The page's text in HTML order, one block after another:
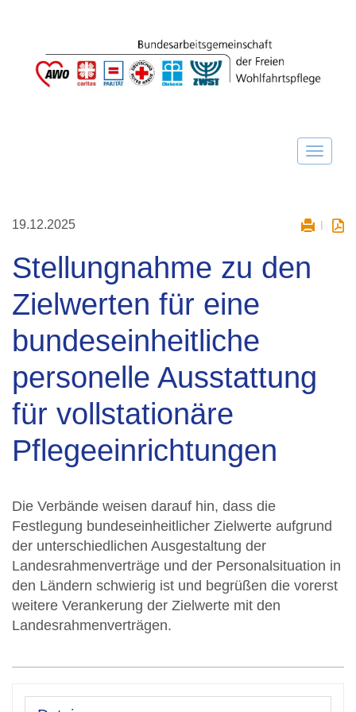
19.12.2025
Stellungnahme zu den
Zielwerten für eine
bundeseinheitliche
personelle Ausstattung
für vollstationäre
Pflegeeinrichtungen
Die Verbände weisen darauf hin, dass die
Festlegung bundeseinheitlicher Zielwerte aufgrund
der unterschiedlichen Ausgestaltung der
Landesrahmenverträge und der Personalsituation in
den Ländern schwierig ist und begrüßen die vorerst
weitere Verankerung der Zielwerte mit den
Landesrahmenverträgen.